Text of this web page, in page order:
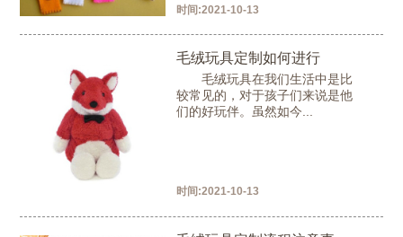
时间:2021-10-13
毛绒玩具定制如何进行
毛绒玩具在我们生活中是比
较常见的，对于孩子们来说是他
们的好玩伴。虽然如今...
时间:2021-10-13